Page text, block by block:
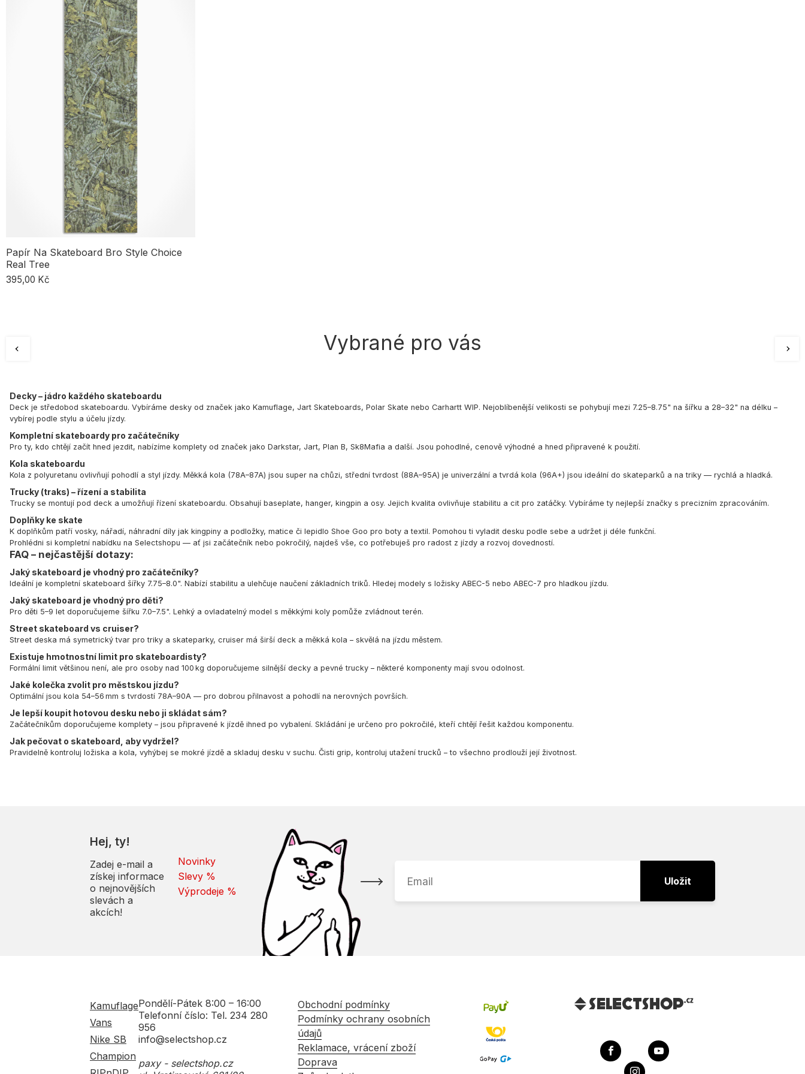
Papír Na Skateboard Bro Style Choice
Real Tree
395,00 Kč
Vybrané pro vás
Decky – jádro každého skateboardu
Deck je středobod skateboardu. Vybíráme desky od značek jako Kamuflage, Jart Skateboards, Polar Skate nebo Carhartt WIP. Nejoblíbenější velikosti se pohybují mezi 7.25–8.75" na šířku a 28–32" na délku –
vybírej podle stylu a účelu jízdy.
Kompletní skateboardy pro začátečníky
Pro ty, kdo chtějí začít hned jezdit, nabízíme komplety od značek jako Darkstar, Jart, Plan B, Sk8Mafia a další. Jsou pohodlné, cenově výhodné a hned připravené k použití.
Kola skateboardu
Kola z polyuretanu ovlivňují pohodlí a styl jízdy. Měkká kola (78A–87A) jsou super na chůzi, střední tvrdost (88A–95A) je univerzální a tvrdá kola (96A+) jsou ideální do skateparků a na triky — rychlá a hladká.
Trucky (traks) – řízení a stabilita
Trucky se montují pod deck a umožňují řízení skateboardu. Obsahují baseplate, hanger, kingpin a osy. Jejich kvalita ovlivňuje stabilitu a cit pro zatáčky. Vybíráme ty nejlepší značky s precizním zpracováním.
Doplňky ke skate
K doplňkům patří vosky, nářadí, náhradní díly jak kingpiny a podložky, matice či lepidlo Shoe Goo pro boty a textil. Pomohou ti vyladit desku podle sebe a udržet ji déle funkční.
Prohlédni si kompletní nabídku na Selectshopu — ať jsi začátečník nebo pokročilý, najdeš vše, co potřebuješ pro radost z jízdy a rozvoj dovedností.
FAQ – nejčastější dotazy:
Jaký skateboard je vhodný pro začátečníky?
Ideální je kompletní skateboard šířky 7.75–8.0". Nabízí stabilitu a ulehčuje naučení základních triků. Hledej modely s ložisky ABEC-5 nebo ABEC-7 pro hladkou jízdu.
Jaký skateboard je vhodný pro děti?
Pro děti 5–9 let doporučujeme šířku 7.0–7.5". Lehký a ovladatelný model s měkkými koly pomůže zvládnout terén.
Street skateboard vs cruiser?
Street deska má symetrický tvar pro triky a skateparky, cruiser má širší deck a měkká kola – skvělá na jízdu městem.
Existuje hmotnostní limit pro skateboardisty?
Formální limit většinou není, ale pro osoby nad 100 kg doporučujeme silnější decky a pevné trucky – některé komponenty mají svou odolnost.
Jaké kolečka zvolit pro městskou jízdu?
Optimální jsou kola 54–56 mm s tvrdostí 78A–90A — pro dobrou přilnavost a pohodlí na nerovných površích.
Je lepší koupit hotovou desku nebo ji skládat sám?
Začátečníkům doporučujeme komplety – jsou připravené k jízdě ihned po vybalení. Skládání je určeno pro pokročilé, kteří chtějí řešit každou komponentu.
Jak pečovat o skateboard, aby vydržel?
Pravidelně kontroluj ložiska a kola, vyhýbej se mokré jízdě a skladuj desku v suchu. Čisti grip, kontroluj utažení trucků – to všechno prodlouží její životnost.
Hej, ty!
Zadej e-mail a
získej informace
o nejnovějších
slevách a
akcích!
Novinky
Slevy %
Výprodeje %
Uložit
Kamuflage
Vans
Nike SB
Champion
Pondělí-Pátek 8:00 – 16:00
Telefonní číslo: Tel. 234 280
956
info@selectshop.cz
paxy - selectshop.cz
Obchodní podmínky
Podmínky ochrany osobních
údajů
Reklamace, vrácení zboží
Doprava